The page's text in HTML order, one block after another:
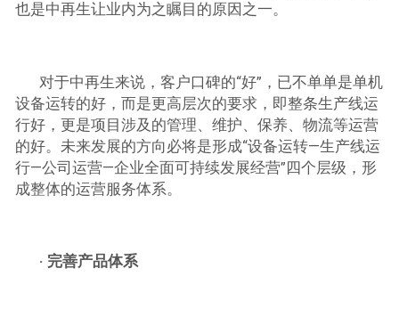
也是中再生让业内为之瞩目的原因之一。
对于中再生来说，客户口碑的“好”，已不单单是单机
设备运转的好，而是更高层次的要求，即整条生产线运
行好，更是项目涉及的管理、维护、保养、物流等运营
的好。未来发展的方向必将是形成“设备运转—生产线运
行—公司运营—企业全面可持续发展经营”四个层级，形
成整体的运营服务体系。
· 完善产品体系